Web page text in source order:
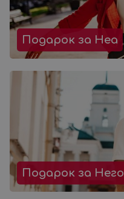
Подарок за Неа
Подарок за Него